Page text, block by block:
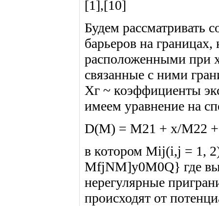
[1],[10]
Будем рассматривать
барьеров на
расположенными при
связанные с ними
Хг ~ коэффициенты
имеем уравнение на
D(M) = М21 + х/М22
в котором Mij(i,j = 1,
MfjNM]y0M0Q} где
нерегулярные
происходят от